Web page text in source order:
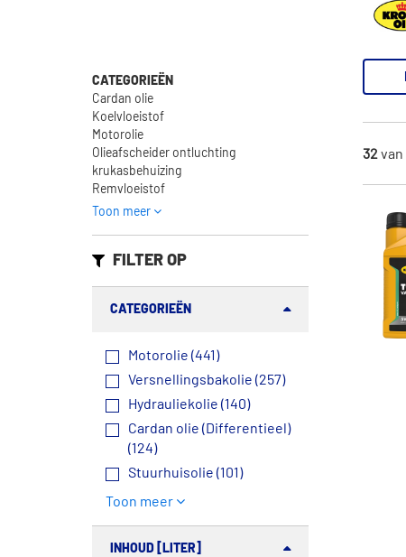
CATEGORIEËN
Cardan olie
Koelvloeistof
Motorolie
Olieafscheider ontluchting
krukasbehuizing
Remvloeistof
Toon meer
FILTER OP
CATEGORIEËN
Motorolie (441)
Versnellingsbakolie (257)
Hydrauliekolie (140)
Cardan olie (Differentieel)
(124)
Stuurhuisolie (101)
Toon meer
INHOUD [LITER]
32van